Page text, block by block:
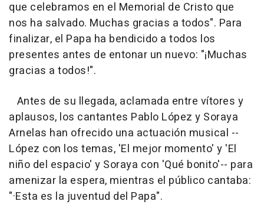
que celebramos en el Memorial de Cristo que
nos ha salvado. Muchas gracias a todos". Para
finalizar, el Papa ha bendicido a todos los
presentes antes de entonar un nuevo: "¡Muchas
gracias a todos!".
Antes de su llegada, aclamada entre vítores y
aplausos, los cantantes Pablo López y Soraya
Arnelas han ofrecido una actuación musical --
López con los temas, 'El mejor momento' y 'El
niño del espacio' y Soraya con 'Qué bonito'-- para
amenizar la espera, mientras el público cantaba:
"·Esta es la juventud del Papa".